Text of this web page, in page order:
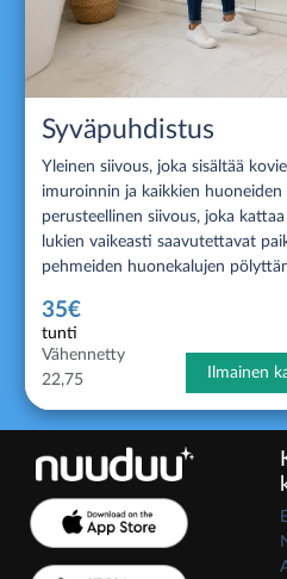
Syväpuhdistus
Yleinen siivous, joka sisältää
imuroinnin ja kaikkien
perusteellinen siivous, joka
lukien vaikeasti saavutettavat
pehmeiden huonekalujen
35€
tunti
Vähennetty
22,75
Ilmainen